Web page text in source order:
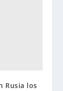
Rusia los